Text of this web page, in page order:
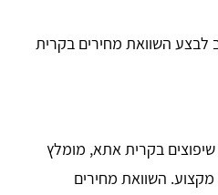
השוואת מחירים בקרית
בקרית אתא, מומלץ
השוואת מחירים